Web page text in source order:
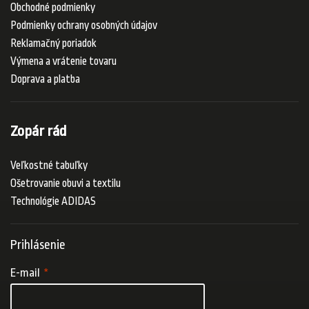
Obchodné podmienky
Podmienky ochrany osobných údajov
Reklamačný poriadok
Výmena a vrátenie tovaru
Doprava a platba
Zopár rád
Veľkostné tabuľky
Ošetrovanie obuvi a textilu
Technológie ADIDAS
Prihlásenie
E-mail